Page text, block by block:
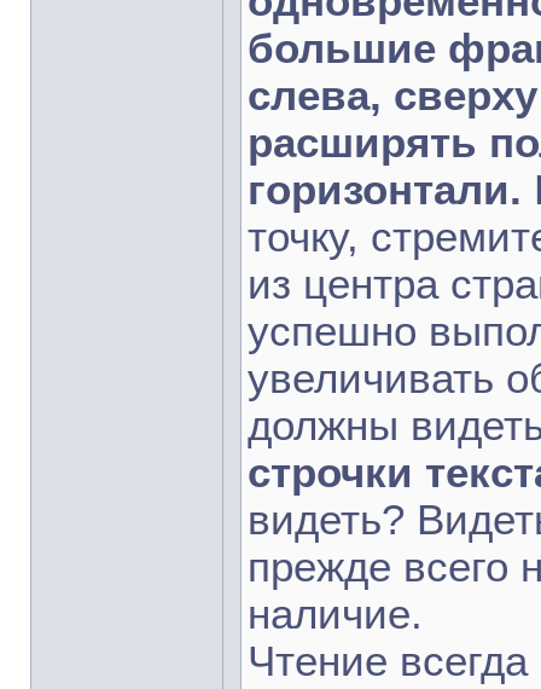
большие
слева,
расширять
горизонтали.
точку,
из центра
успешно
увеличивать
должны
строчки
видеть?
прежде всего
наличие.
Чтение